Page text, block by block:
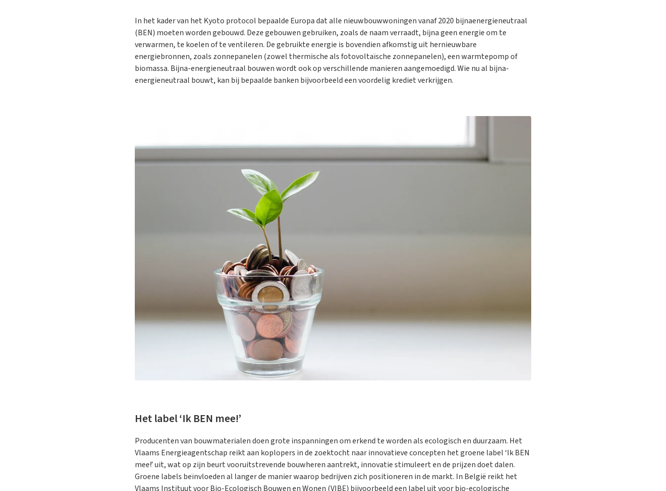
In het kader van het Kyoto protocol bepaalde Europa dat alle nieuwbouwwoningen vanaf 2020 bijnaenergieneutraal
(BEN) moeten worden gebouwd. Deze gebouwen gebruiken, zoals de naam verraadt, bijna geen energie om te
verwarmen, te koelen of te ventileren. De gebruikte energie is bovendien afkomstig uit hernieuwbare
energiebronnen, zoals zonnepanelen (zowel thermische als fotovoltaïsche zonnepanelen), een warmtepomp of
biomassa. Bijna-energieneutraal bouwen wordt ook op verschillende manieren aangemoedigd. Wie nu al bijna-
energieneutraal bouwt, kan bij bepaalde banken bijvoorbeeld een voordelig krediet verkrijgen.
Het label ‘Ik BEN mee!’
Producenten van bouwmaterialen doen grote inspanningen om erkend te worden als ecologisch en duurzaam. Het
Vlaams Energieagentschap reikt aan koplopers in de zoektocht naar innovatieve concepten het groene label ‘Ik BEN
mee!’ uit, wat op zijn beurt vooruitstrevende bouwheren aantrekt, innovatie stimuleert en de prijzen doet dalen.
Groene labels beïnvloeden al langer de manier waarop bedrijven zich positioneren in de markt. In België reikt het
Vlaams Instituut voor Bio-Ecologisch Bouwen en Wonen (VIBE) bijvoorbeeld een label uit voor bio-ecologische